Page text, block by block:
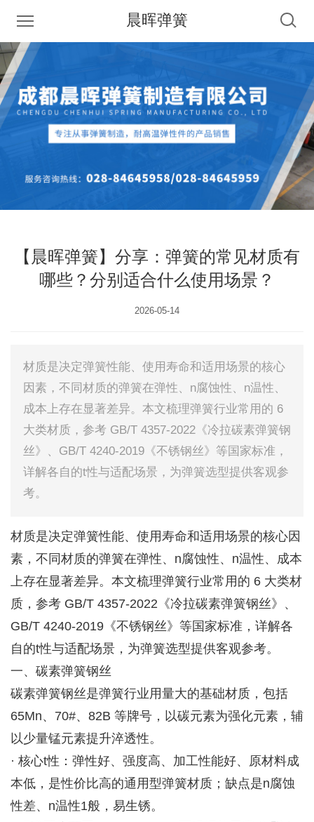
晨晖弹簧
【晨晖弹簧】分享：弹簧的常见材质有
哪些？分别适合什么使用场景？
2026-05-14
材质是决定弹簧性能、使用寿命和适用场景的核心
因素，不同材质的弹簧在弹性、n腐蚀性、n温性、
成本上存在显著差异。本文梳理弹簧行业常用的 6
大类材质，参考 GB/T 4357-2022《冷拉碳素弹簧钢
丝》、GB/T 4240-2019《不锈钢丝》等国家标准，
详解各自的t性与适配场景，为弹簧选型提供客观参
考。
材质是决定弹簧性能、使用寿命和适用场景的核心因
素，不同材质的弹簧在弹性、n腐蚀性、n温性、成本
上存在显著差异。本文梳理弹簧行业常用的 6 大类材
质，参考 GB/T 4357-2022《冷拉碳素弹簧钢丝》、
GB/T 4240-2019《不锈钢丝》等国家标准，详解各
自的t性与适配场景，为弹簧选型提供客观参考。
一、碳素弹簧钢丝
碳素弹簧钢丝是弹簧行业用量大的基础材质，包括
65Mn、70#、82B 等牌号，以碳元素为强化元素，辅
以少量锰元素提升淬透性。
· 核心t性：弹性好、强度高、加工性能好、原材料成
本低，是性价比高的通用型弹簧材质；缺点是n腐蚀
性差、n温性1般，易生锈。